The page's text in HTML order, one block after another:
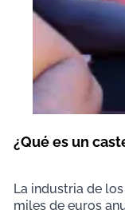
¿Qué es un
La industria de
miles de euros